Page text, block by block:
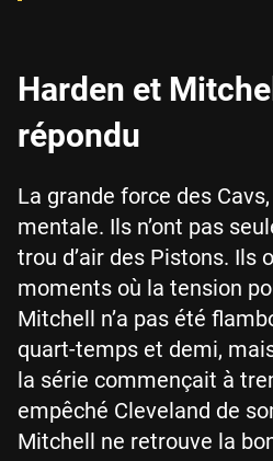
Harden et
répondu
La grande force des
mentale. Ils n’ont pas
trou d’air des Pistons. Ils
moments où la tension
Mitchell n’a pas été
quart-temps et demi,
la série commençait à
empêché Cleveland de
Mitchell ne retrouve la